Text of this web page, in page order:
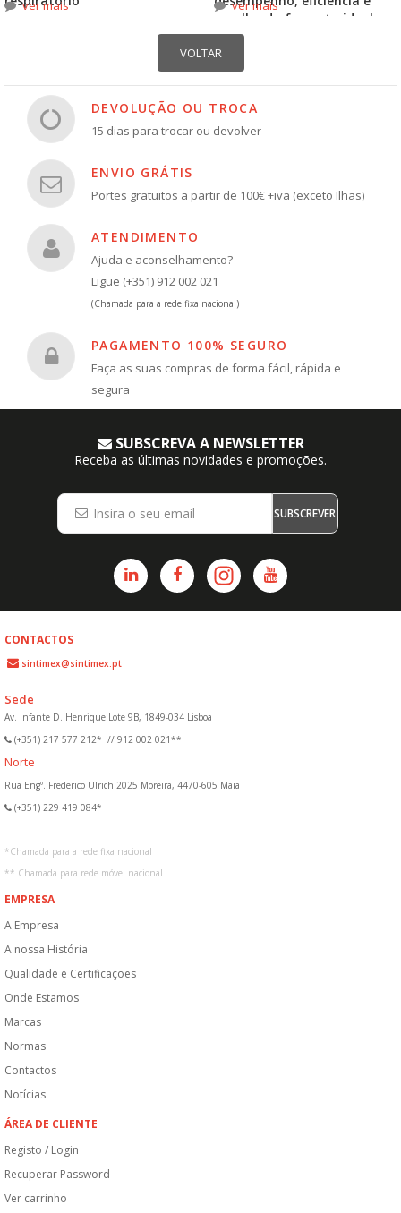
ver mais
escolha do formato ideal
ver mais
DEVOLUÇÃO OU TROCA
15 dias para trocar ou devolver
ENVIO GRÁTIS
Portes gratuitos a partir de 100€ +iva (exceto Ilhas)
ATENDIMENTO
Ajuda e aconselhamento?
Ligue (+351) 912 002 021
(Chamada para a rede fixa nacional)
PAGAMENTO 100% SEGURO
Faça as suas compras de forma fácil, rápida e
segura
SUBSCREVA A NEWSLETTER
Receba as últimas novidades e promoções.
SUBSCREVER
CONTACTOS
sintimex@sintimex.pt
Sede
Av. Infante D. Henrique Lote 9B, 1849-034 Lisboa
(+351) 217 577 212* // 912 002 021**
Norte
Rua Engº. Frederico Ulrich 2025 Moreira, 4470-605 Maia
(+351) 229 419 084*
*Chamada para a rede fixa nacional
** Chamada para rede móvel nacional
EMPRESA
A Empresa
A nossa História
Qualidade e Certificações
Onde Estamos
Marcas
Normas
Contactos
Notícias
ÁREA DE CLIENTE
Registo / Login
Recuperar Password
Ver carrinho